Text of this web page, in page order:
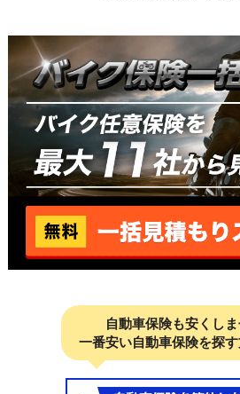
自動車保険も安くし
一番安い自動車保険を探す